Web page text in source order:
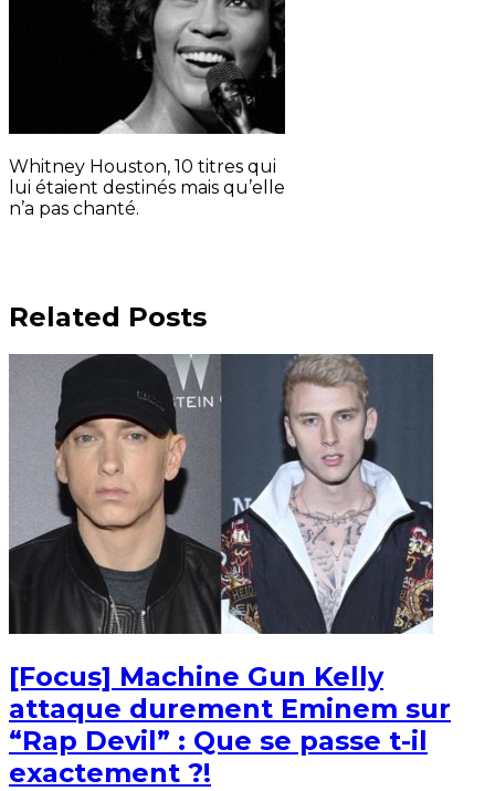
Whitney Houston, 10 titres qui
lui étaient destinés mais qu’elle
n’a pas chanté.
Related Posts
[Focus] Machine Gun Kelly
attaque durement Eminem sur
“Rap Devil” : Que se passe t-il
exactement ?!